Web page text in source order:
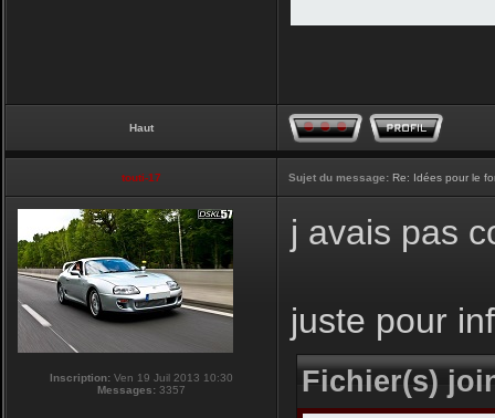
Haut
touti-17 Sujet du message: Re: Idées pour le
Inscription: Ven 19 Juil 2013 10:30
Messages: 3357
j avais pas
juste pour
Fichier(s)